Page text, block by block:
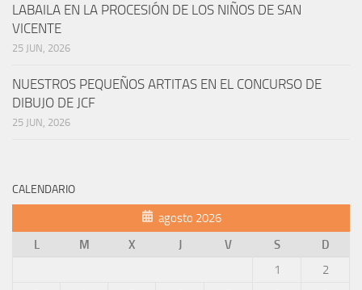
LABAILA EN LA PROCESIÓN DE LOS NIÑOS DE SAN
VICENTE
25 JUN, 2026
NUESTROS PEQUEÑOS ARTITAS EN EL CONCURSO DE
DIBUJO DE JCF
25 JUN, 2026
CALENDARIO
agosto 2026
L
M X J V S
D
1
2